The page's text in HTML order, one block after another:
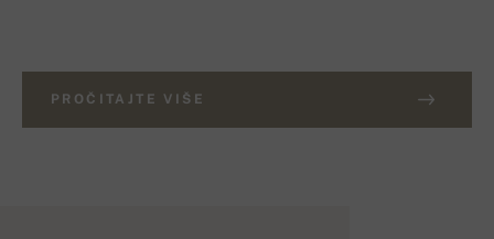
PROČITAJTE VIŠE